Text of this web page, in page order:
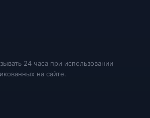
24 часа при использовании
на сайте.